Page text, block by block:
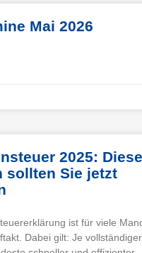
Mai 2026
2025: Diese
sollten Sie jetzt
ist für viele
Dabei gilt: Je